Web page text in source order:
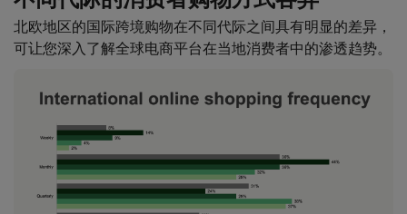
北欧地区的国际跨境购物在不同代际之间具有明显的差异，
可让您深入了解全球电商平台在当地消费者中的渗透趋势。